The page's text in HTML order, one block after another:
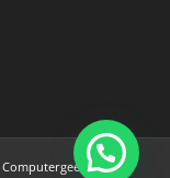
Computergeeks